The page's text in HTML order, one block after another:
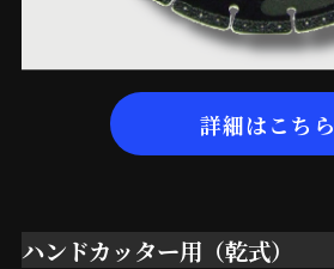
詳細はこちら
ハンドカッター用（乾式）